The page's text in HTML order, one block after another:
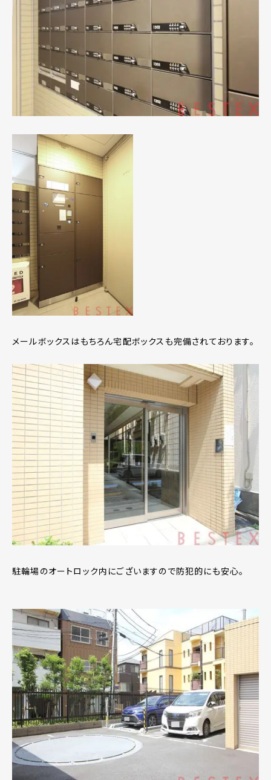
メールボックスはもちろん宅配ボックスも完備されております。
駐輪場のオートロック内にございますので防犯的にも安心。